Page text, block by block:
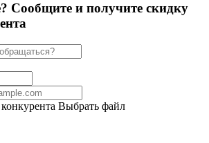
Сообщите и получите скидку
Выбрать файл